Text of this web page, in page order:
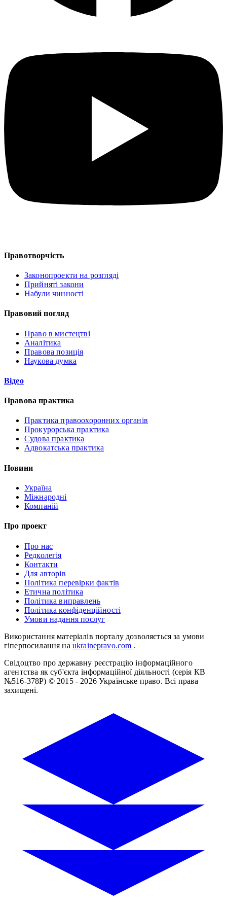
Правотворчість
Законопроекти на розгляді
Прийняті закони
Набули чинності
Правовий погляд
Право в мистецтві
Аналітика
Правова позиція
Наукова думка
Відео
Правова практика
Практика правоохоронних органів
Прокурорська практика
Судова практика
Адвокатська практика
Новини
Україна
Міжнародні
Компаній
Про проект
Про нас
Редколегія
Контакти
Для авторів
Політика перевірки фактів
Етична політика
Політика виправлень
Політика конфіденційності
Умови надання послуг
Використання матеріалів порталу дозволяється за умови
гіперпосилання на ukrainepravo.com .
Свідоцтво про державну реєстрацію інформаційного
агентства як суб'єкта інформаційної діяльності (серія КВ
№516-378Р) © 2015 - 2026 Українське право. Всі права
захищені.